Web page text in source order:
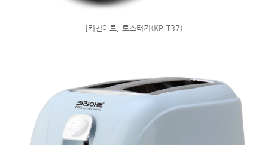
[키친아트] 토스터기(KP-T37)